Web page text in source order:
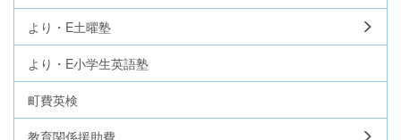
より・E土曜塾
より・E小学生英語塾
町費英検
教育関係援助費